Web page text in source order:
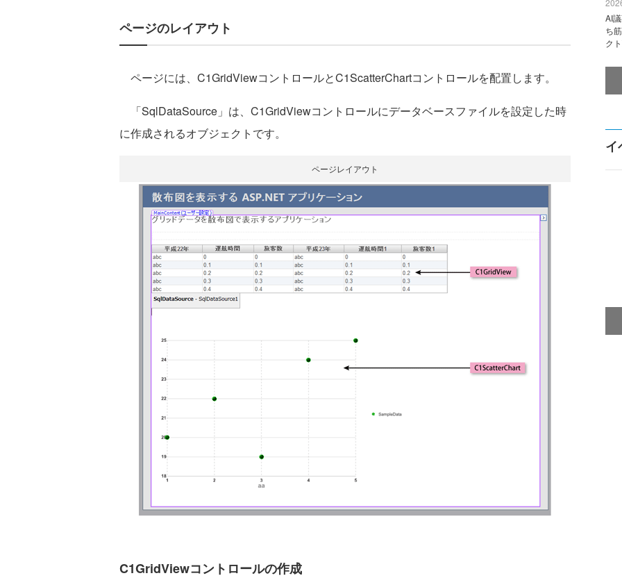
ページのレイアウト
ページには、C1GridViewコントロールとC1ScatterChartコントロールを配置します。
「SqlDataSource」は、C1GridViewコントロールにデータベースファイルを設定した時
に作成されるオブジェクトです。
ページレイアウト
C1GridViewコントロールの作成
AI
ち
ク
イ